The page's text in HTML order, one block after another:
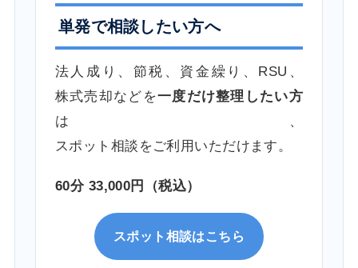
単発で相談したい方へ
法人成り、節税、資金繰り、RSU、
株式売却などを一度だけ整理したい方
は、
スポット相談をご利用いただけます。
60分 33,000円（税込）
スポット相談はこちら